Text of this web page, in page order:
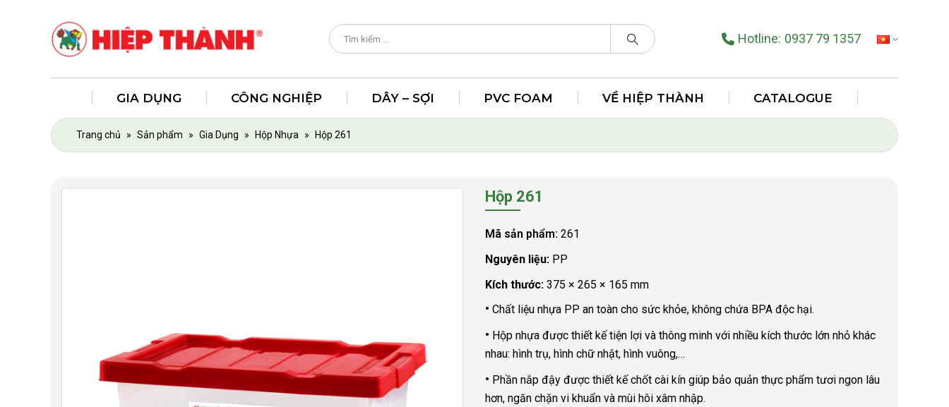
Hotline: 0937 79 1357
GIA DỤNG CÔNG NGHIỆP DÂY – SỢI PVC FOAM VỀ HIỆP THÀNH CATALOGUE
Trang chủ » Sản phẩm » Gia Dụng » Hộp Nhựa » Hộp 261
Hộp 261
Mã sản phẩm: 261
Nguyên liệu: PP
Kích thước: 375 × 265 × 165 mm
• Chất liệu nhựa PP an toàn cho sức khỏe, không chứa BPA độc hại.
• Hộp nhựa được thiết kế tiện lợi và thông minh với nhiều kích thước lớn nhỏ khác
nhau: hình trụ, hình chữ nhật, hình vuông,…
• Phần nắp đậy được thiết kế chốt cài kín giúp bảo quản thực phẩm tươi ngon lâu
hơn, ngăn chặn vi khuẩn và mùi hôi xâm nhập.